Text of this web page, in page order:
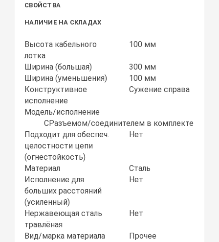
СВОЙСТВА
НАЛИЧИЕ НА СКЛАДАХ
Высота кабельного
лотка
100 мм
Ширина (большая)
300 мм
Ширина (уменьшения)
100 мм
Конструктивное
исполнение
Сужение справа
Модель/исполнение
СРазъемом/соединителем в комплекте
Подходит для обеспеч.
целостности цепи
(огнестойкость)
Нет
Материал
Сталь
Исполнение для
больших расстояний
(усиленный)
Нет
Нержавеющая сталь
травлёная
Нет
Вид/марка материала
Прочее